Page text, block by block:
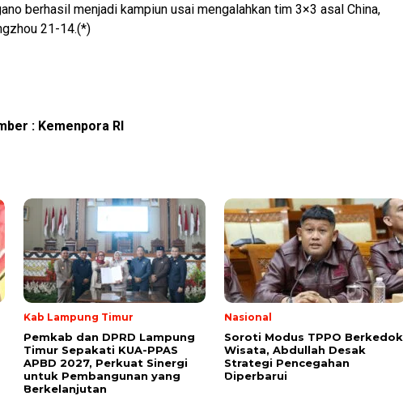
berhasil menjadi kampiun usai mengalahkan tim 3×3 asal China,
21-14.(*)
: Kemenpora RI
Kab Lampung Timur
Pemkab dan DPRD Lampung
Timur Sepakati KUA-PPAS
APBD 2027, Perkuat Sinergi
untuk Pembangunan yang
Berkelanjutan
Nasional
Soroti Modus TPPO Berkedok
Wisata, Abdullah Desak
Strategi Pencegahan
Diperbarui